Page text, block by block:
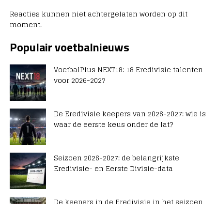
Reacties kunnen niet achtergelaten worden op dit
moment.
Populair voetbalnieuws
VoetbalPlus NEXT18: 18 Eredivisie talenten
voor 2026-2027
De Eredivisie keepers van 2026-2027: wie is
waar de eerste keus onder de lat?
Seizoen 2026-2027: de belangrijkste
Eredivisie- en Eerste Divisie-data